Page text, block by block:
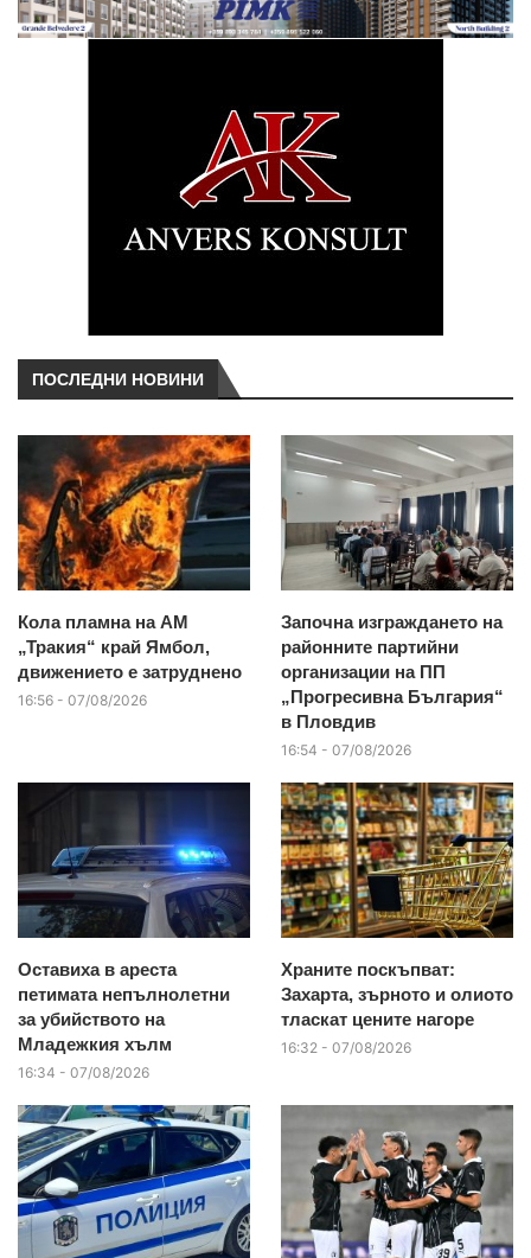
ПОСЛЕДНИ НОВИНИ
Кола пламна на АМ
„Тракия“ край Ямбол,
движението е затруднено
16:56 - 07/08/2026
Започна изграждането на
районните партийни
организации на ПП
„Прогресивна България“
в Пловдив
16:54 - 07/08/2026
Оставиха в ареста
петимата непълнолетни
за убийството на
Младежкия хълм
16:34 - 07/08/2026
Храните поскъпват:
Захарта, зърното и олиото
тласкат цените нагоре
16:32 - 07/08/2026